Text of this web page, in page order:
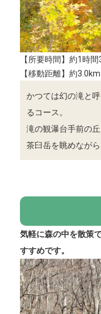
【所要時間】約1時
【移動距離】約3.0km
かつては幻の滝と
るコース。
滝の観瀑台手前の
茶臼岳を眺めなが
気軽に森の中を散策
すすめです。